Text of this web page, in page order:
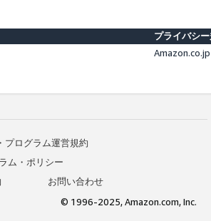
プライバシ
プログラム運営規約
ム・ポリシー
お問い合わせ
© 1996-2025, Amazon.com, Inc.